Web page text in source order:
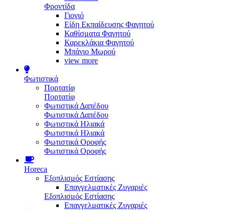
Φροντίδα
Γιογιό
Είδη Εκπαίδευσης Φαγητού
Καθίσματα Φαγητού
Καρεκλάκια Φαγητού
Μπάνιο Μωρού
view more
Φωτιστικά
Πορτατίφ
Πορτατίφ
Φωτιστικά Δαπέδου
Φωτιστικά Δαπέδου
Φωτιστικά Ηλιακά
Φωτιστικά Ηλιακά
Φωτιστικά Οροφής
Φωτιστικά Οροφής
Horeca
Εξοπλισμός Εστίασης
Επαγγελματικές Ζυγαριές
Εξοπλισμός Εστίασης
Επαγγελματικές Ζυγαριές